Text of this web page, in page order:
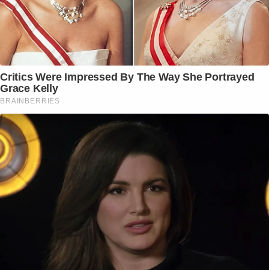
Critics Were Impressed By The Way She Portrayed
Grace Kelly
BRAINBERRIES